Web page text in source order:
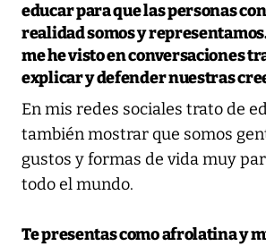
educar para que las personas
realidad somos y
me he visto en conversaciones
explicar y defender nuestras
En mis redes sociales trato de
también mostrar que somos
gustos y formas de vida muy
todo el mundo.
Te presentas como afrolatina y